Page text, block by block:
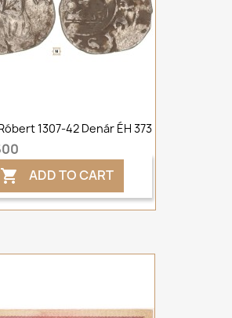
1307-42 Denár ÉH 373
 ADD TO CART